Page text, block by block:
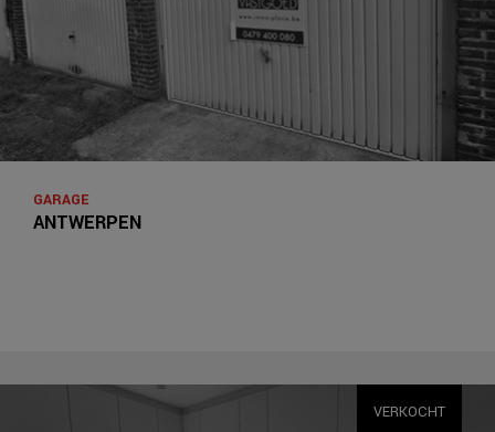
ANTWERPEN
GARAGE
VERKOCHT